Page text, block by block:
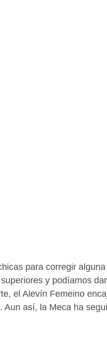
para corregir
y podíamos
el Alevín Femeino
Aun así, la Meca ha